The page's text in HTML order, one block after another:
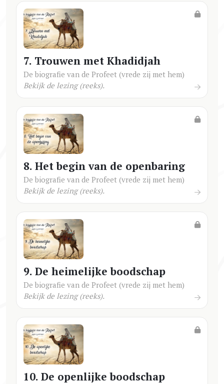
7. Trouwen met Khadidjah
De biografie van de Profeet (vrede zij met hem)
Bekijk de lezing (reeks).
8. Het begin van de openbaring
De biografie van de Profeet (vrede zij met hem)
Bekijk de lezing (reeks).
9. De heimelijke boodschap
De biografie van de Profeet (vrede zij met hem)
Bekijk de lezing (reeks).
10. De openlijke boodschap